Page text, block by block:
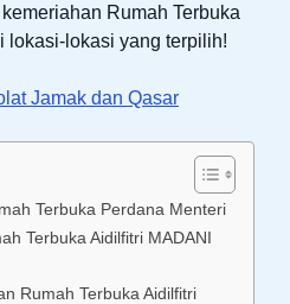
Rumah Terbuka
lokasi-lokasi yang terpilih!
Jamak dan Qasar
Terbuka Perdana Menteri
Terbuka Aidilfitri MADANI
Rumah Terbuka Aidilfitri